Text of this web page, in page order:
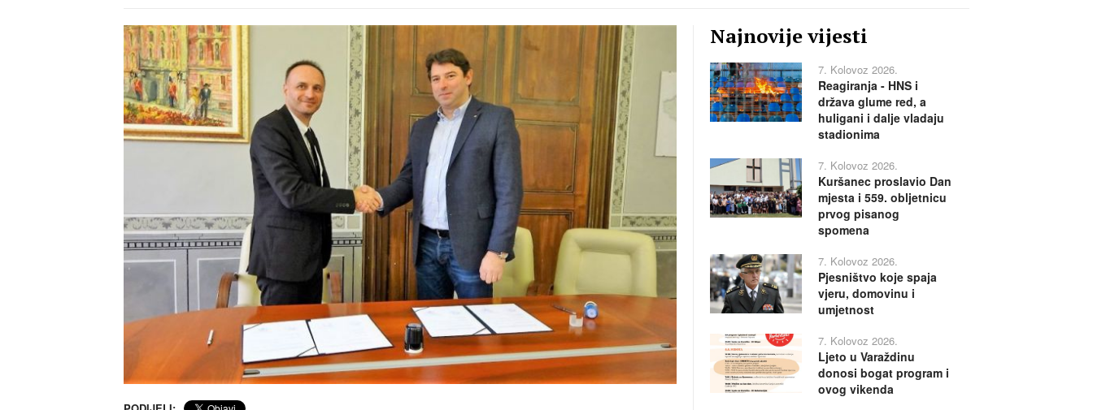
Najnovije vijesti
7. Kolovoz 2026.
Reagiranja - HNS i
država glume red, a
huligani i dalje vladaju
stadionima
7. Kolovoz 2026.
Kuršanec proslavio Dan
mjesta i 559. obljetnicu
prvog pisanog
spomena
7. Kolovoz 2026.
Pjesništvo koje spaja
vjeru, domovinu i
umjetnost
7. Kolovoz 2026.
Ljeto u Varaždinu
donosi bogat program i
ovog vikenda